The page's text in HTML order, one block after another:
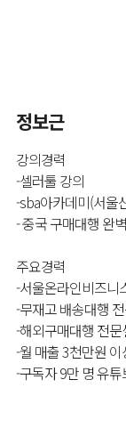
정보근
강의경력
-셀러툴 강의
-sba아카데미(서울
- 중국 구매대행 완
주요경력
-서울온라인비즈니
-무재고 배송대행
-해외구매대행 전문
-월 매출 3천만원
-구독자 9만 명 유